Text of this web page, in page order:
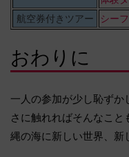
航空券付きツアー
シー
おわりに
一人の参加が少し恥ず
さに触れればそんなこ
縄の海に新しい世界、新